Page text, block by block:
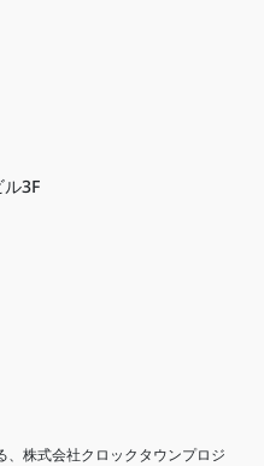
3F
株式会社クロックタウンプロジ